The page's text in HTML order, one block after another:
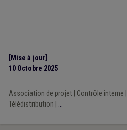
[Mise à jour]
10 Octobre 2025
Association de projet| Contrôle interne
Télédistribution
...